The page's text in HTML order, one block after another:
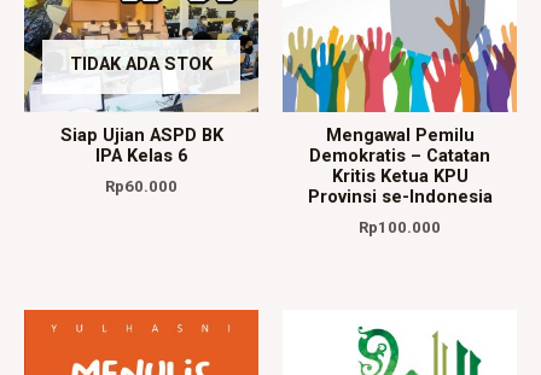
TIDAK ADA STOK
Siap Ujian ASPD BK
IPA Kelas 6
Rp60.000
Mengawal Pemilu
Demokratis – Catatan
Kritis Ketua KPU
Provinsi se-Indonesia
Rp100.000